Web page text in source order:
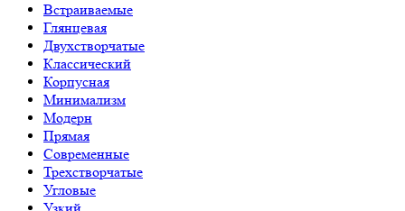
Встраиваемые
Глянцевая
Двухстворчатые
Классический
Корпусная
Минимализм
Модерн
Прямая
Современные
Трехстворчатые
Угловые